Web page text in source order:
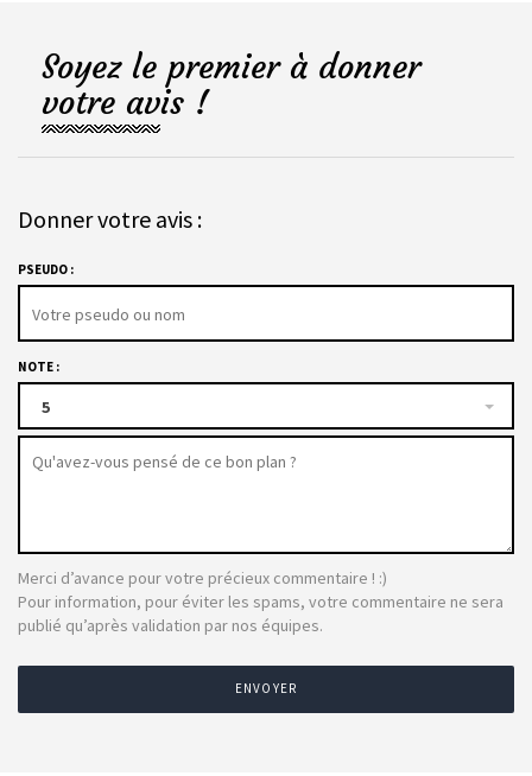
Soyez le premier à donner
votre avis !
Donner votre avis :
PSEUDO :
NOTE :
5
Merci d’avance pour votre précieux commentaire ! :)
Pour information, pour éviter les spams, votre commentaire ne sera
publié qu’après validation par nos équipes.
ENVOYER